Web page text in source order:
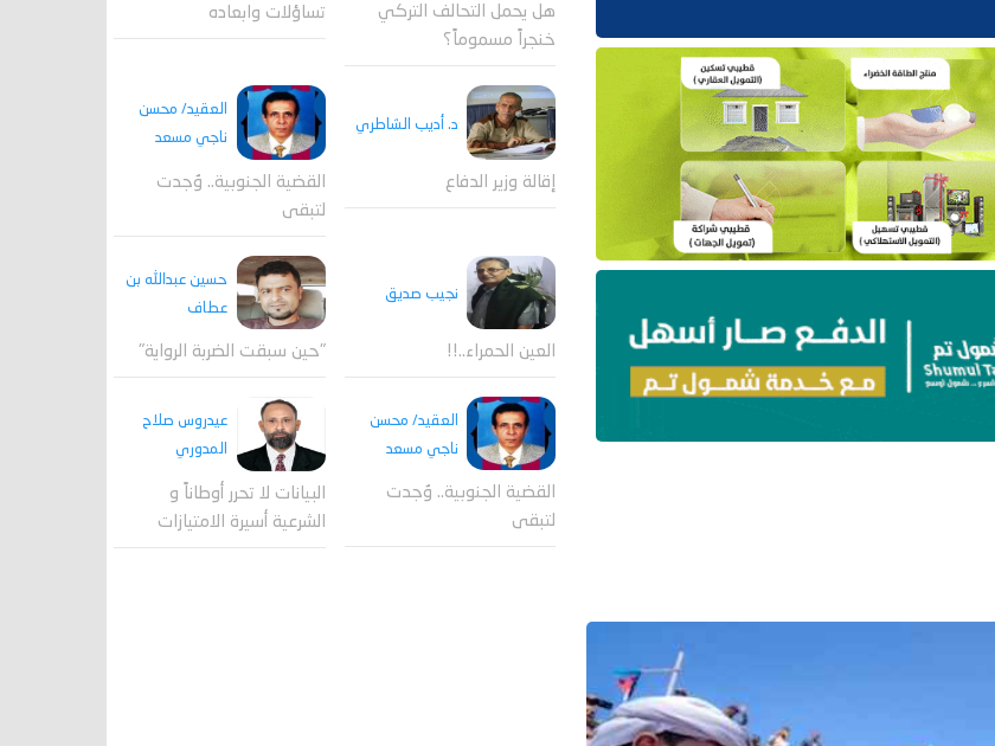
هل يحمل التحالف التركي
خنجراً مسموماً؟
تساؤلات وابعاده
د. أديب الشاطري
إقالة وزير الدفاع
العقيد/ محسن
ناجي مسعد
القضية الجنوبية.. وُجدت
لتبقى
نجيب صديق
العين الحمراء..!!
حسين عبدالله بن
عطاف
"حين سبقت الضربة الرواية"
العقيد/ محسن
ناجي مسعد
القضية الجنوبية.. وُجدت
لتبقى
عيدروس صلاح
المدوري
البيانات لا تحرر أوطاناً و
الشرعية أسيرة الامتيازات